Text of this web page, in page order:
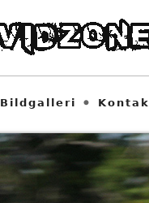
Bildgalleri ⚫